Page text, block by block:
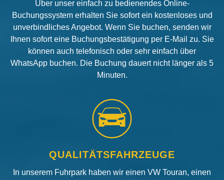
Über unser einfach zu bedienendes Online-
Buchungssystem erhalten Sie sofort ein kostenloses und
unverbindliches Angebot. Wenn Sie buchen, senden wir
Ihnen sofort eine Buchungsbestätigung per E-Mail zu. Sie
können auch telefonisch oder sehr einfach über
WhatsApp buchen. Die Buchung dauert nicht länger als 5
Minuten.
QUALITÄTSFAHRZEUGE
In unserem Fuhrpark haben wir einen VW Touran, einen